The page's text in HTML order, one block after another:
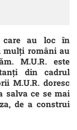
care au loc în
mulți români au
M.U.R. este
din cadrul
M.U.R. doresc
salva ce se mai
de a construi